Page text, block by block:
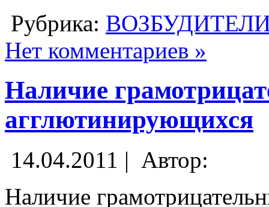
Рубрика:
Нет комментариев »
Наличие
агглютинирующихся
14.04.2011 | Автор:
Наличие